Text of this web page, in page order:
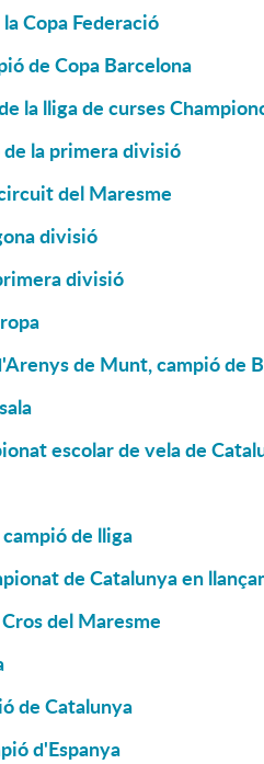
Copa Federació
de Copa Barcelona
la lliga de curses
la primera divisió
del Maresme
divisió
divisió
de Munt, campió de
escolar de vela de
de lliga
de Catalunya en
del Maresme
de Catalunya
d'Espanya